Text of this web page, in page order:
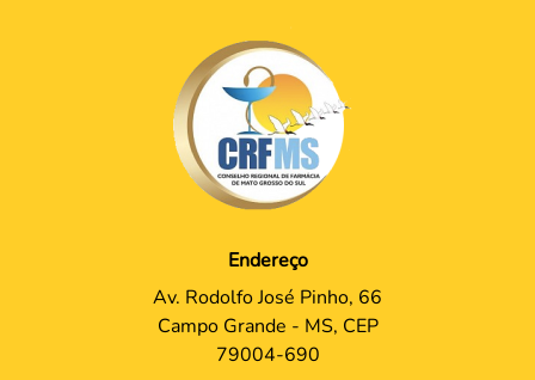
Endereço
Av. Rodolfo José Pinho, 66
Campo Grande - MS, CEP
79004-690